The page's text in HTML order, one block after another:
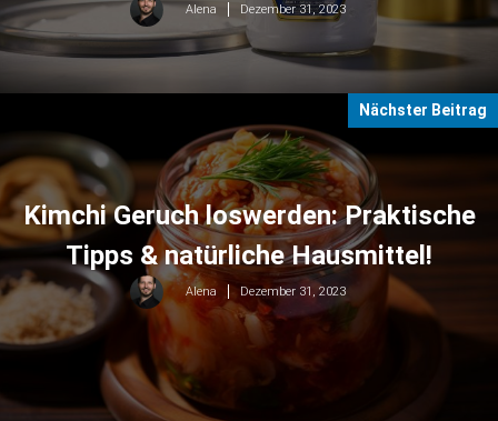
Alena Dezember 31, 2023
Nächster Beitrag
Kimchi Geruch loswerden: Praktische
Tipps & natürliche Hausmittel!
Alena Dezember 31, 2023